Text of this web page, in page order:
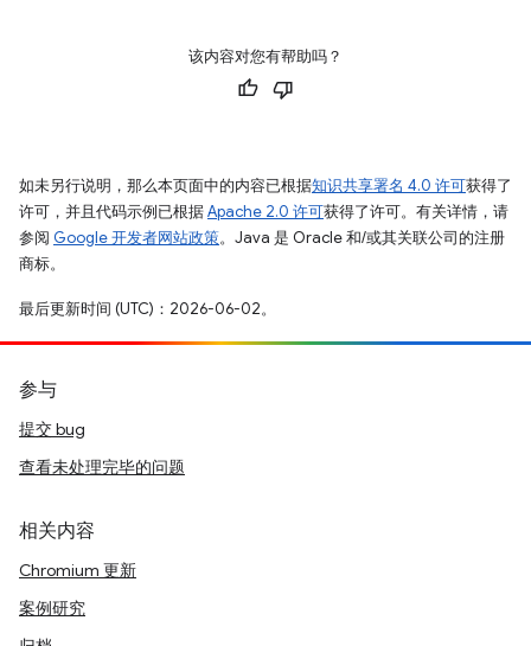
该内容对您有帮助吗？
如未另行说明，那么本页面中的内容已根据知识共享署名 4.0 许可获得了
许可，并且代码示例已根据Apache 2.0 许可获得了许可。有关详情，请
参阅 Google 开发者网站政策。Java 是 Oracle 和/或其关联公司的注册
商标。
最后更新时间 (UTC)：2026-06-02。
参与
提交 bug
查看未处理完毕的问题
相关内容
Chromium 更新
案例研究